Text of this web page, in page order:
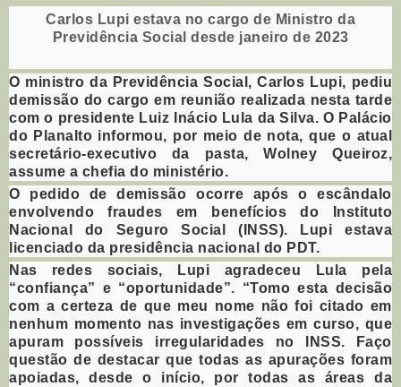
Carlos Lupi estava no cargo de Ministro da
Previdência Social desde janeiro de 2023
O ministro da Previdência Social, Carlos Lupi, pediu
demissão do cargo em reunião realizada nesta tarde
com o presidente Luiz Inácio Lula da Silva. O Palácio
do Planalto informou, por meio de nota, que o atual
secretário-executivo da pasta, Wolney Queiroz,
assume a chefia do ministério.
O pedido de demissão ocorre após o escândalo
envolvendo fraudes em benefícios do Instituto
Nacional do Seguro Social (INSS). Lupi estava
licenciado da presidência nacional do PDT.
Nas redes sociais, Lupi agradeceu Lula pela
“confiança” e “oportunidade”. “Tomo esta decisão
com a certeza de que meu nome não foi citado em
nenhum momento nas investigações em curso, que
apuram possíveis irregularidades no INSS. Faço
questão de destacar que todas as apurações foram
apoiadas, desde o início, por todas as áreas da